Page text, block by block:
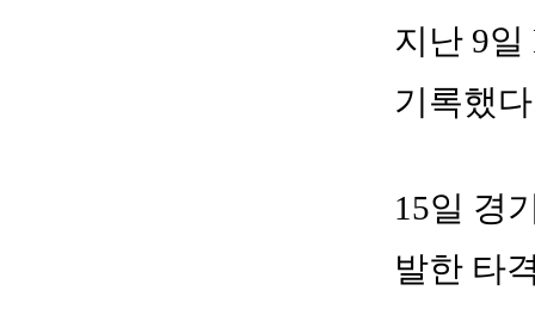
지난 9
기록했
15일 경
발한 타